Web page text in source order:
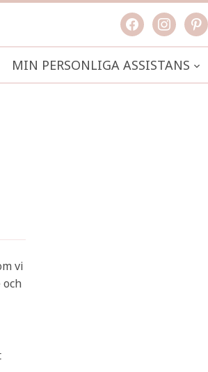
facebookinstagram
MIN PERSONLIGA ASSISTANS
vi